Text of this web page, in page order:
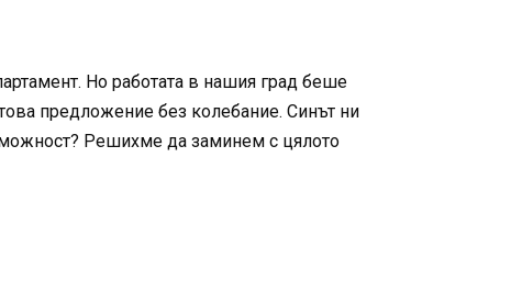
Но работата в нашия град беше
предложение без колебание. Синът ни
Решихме да заминем с цялото